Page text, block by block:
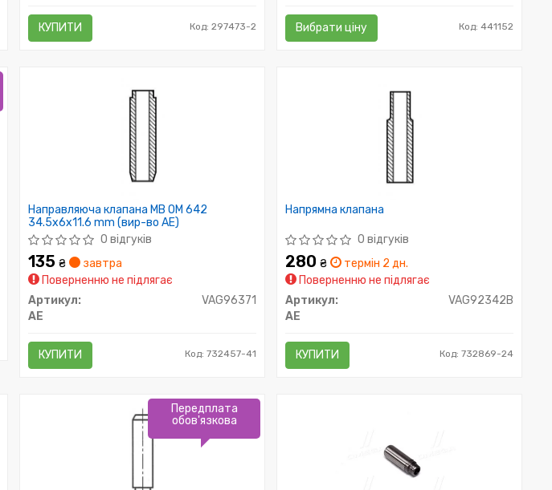
КУПИТИ Код: 297473-2 Вибрати ціну Код: 441152
Направляюча клапана MB OM 642
34.5x6x11.6 mm (вир-во AE)
0 відгуків
135₴
завтра
Поверненню не підлягає
Артикул:
VAG96371
AE
КУПИТИ Код: 732457-41
Напрямна клапана
0 відгуків
280₴
термін 2 дн.
Поверненню не підлягає
Артикул:
VAG92342B
AE
КУПИТИ Код: 732869-24
Передплата
обов'язкова